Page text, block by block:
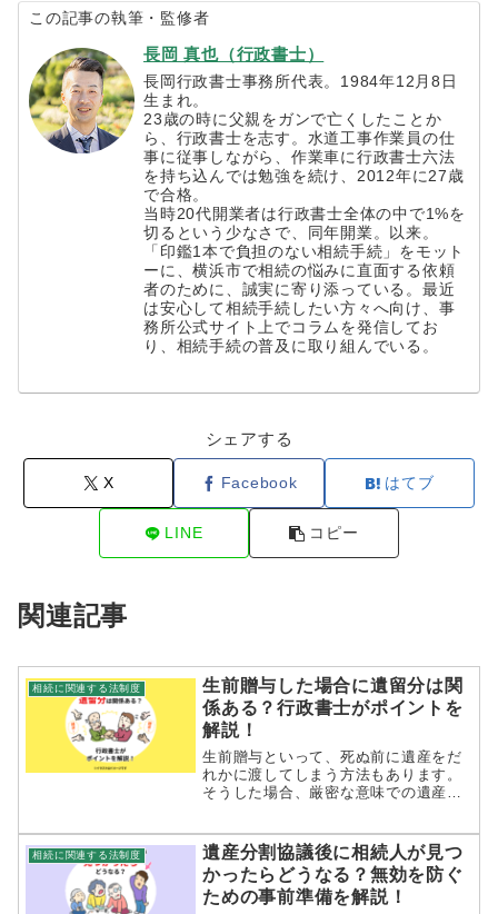
この記事の執筆・監修者
長岡 真也（行政書士）
長岡行政書士事務所代表。1984年12月8日
生まれ。
23歳の時に父親をガンで亡くしたことか
ら、行政書士を志す。水道工事作業員の仕
事に従事しながら、作業車に行政書士六法
を持ち込んでは勉強を続け、2012年に27歳
で合格。
当時20代開業者は行政書士全体の中で1%を
切るという少なさで、同年開業。以来。
「印鑑1本で負担のない相続手続」をモット
ーに、横浜市で相続の悩みに直面する依頼
者のために、誠実に寄り添っている。最近
は安心して相続手続したい方々へ向け、事
務所公式サイト上でコラムを発信してお
り、相続手続の普及に取り組んでいる。
シェアする
X Facebook はてブ
LINE コピー
関連記事
相続に関連する法制度
生前贈与した場合に遺留分は関
係ある？行政書士がポイントを
解説！
生前贈与といって、死ぬ前に遺産をだ
れかに渡してしまう方法もあります。
そうした場合、厳密な意味での遺産で
もしれません。今回は生前贈与した場
合に、遺留分が適用されるのか、また
適用されるならどういった範囲かを解
説します。
相続に関連する法制度
遺産分割協議後に相続人が見つ
かったらどうなる？無効を防ぐ
ための事前準備を解説！